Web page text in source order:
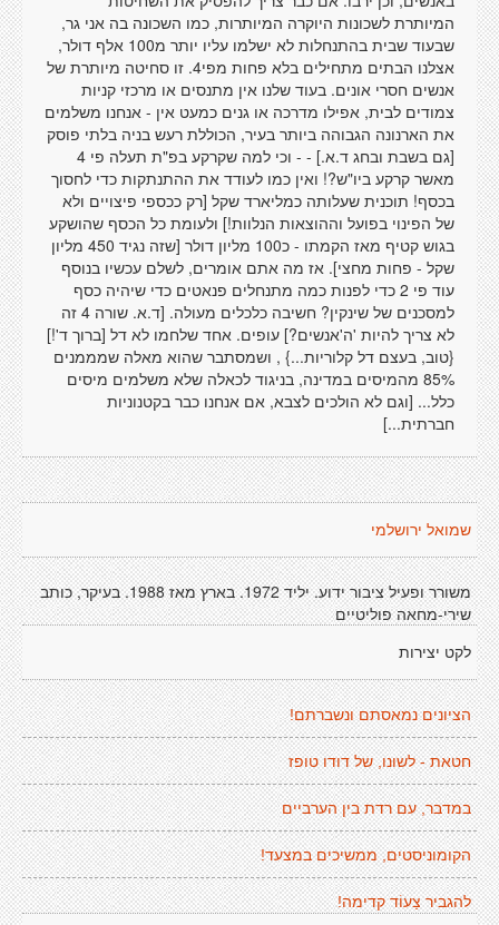
המיותרת לשכונות היוקרה המיותרות, כמו השכונה בה אני גר,
שבעוד שבית בהתנחלות לא ישלמו עליו יותר מ100 אלף דולר,
אצלנו הבתים מתחילים בלא פחות מפי4. זו סחיטה מיותרת של
אנשים חסרי אונים. בעוד שלנו אין מתנסים או מרכזי קניות
צמודים לבית, אפילו מדרכה או גנים כמעט אין - אנחנו משלמים
את הארנונה הגבוהה ביותר בעיר, הכוללת רעש בניה בלתי פוסק
[גם בשבת ובחג ד.א.] - - וכי למה שקרקע בפ"ת תעלה פי 4
מאשר קרקע ביו"ש?! ואין כמו לעודד את ההתנתקות כדי לחסוך
בכסף! תוכנית שעלותה כמליארד שקל [רק ככספי פיצויים ולא
של הפינוי בפועל וההוצאות הנלוות!] ולעומת כל הכסף שהושקע
בגוש קטיף מאז הקמתו - כ100 מליון דולר [שזה נגיד 450 מליון
שקל - פחות מחצי]. אז מה אתם אומרים, לשלם עכשיו בנוסף
עוד פי 2 כדי לפנות כמה מתנחלים פנאטים כדי שיהיה כסף
למסכנים של שינקין? חשיבה כלכלים מעולה. [ד.א. שורה 4 זה
לא צריך להיות 'ה'אנשים?] עופים. אחד שלחמו לא דל [ברוך ד'!]
{טוב, בעצם דל קלוריות...} , ושמסתבר שהוא מאלה שמממנים
85% מהמיסים במדינה, בניגוד לכאלה שלא משלמים מיסים
כלל... [וגם לא הולכים לצבא, אם אנחנו כבר בקטנוניות
חברתית...]
שמואל ירושלמי
משורר ופעיל ציבור ידוע. יליד 1972. בארץ מאז 1988. בעיקר, כותב
שירי-מחאה פוליטיים
לקט יצירות
הציונים נמאסתם ונשברתם!
חטאת - לשונו, של דודו טופז
במדבר, עם רדת בין הערביים
הקומוניסטים, ממשיכים במצעד!
להגביר צַעוֹד קדימה!